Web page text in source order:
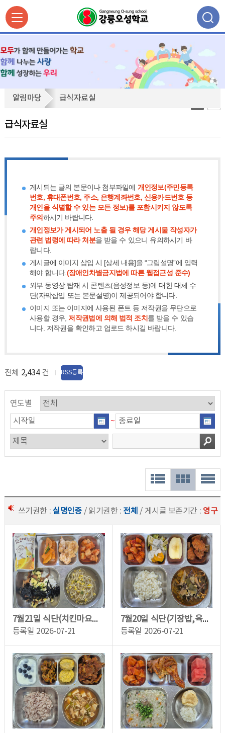
자
료
알림마당 급식자료실
급식자료실
게시되는 글의 본문이나 첨부파일에 개인정보(주민등록
번호, 휴대폰번호, 주소, 은행계좌번호, 신용카드번호 등
개인을 식별할 수 있는 모든 정보)를 포함시키지 않도록
주의하시기 바랍니다.
개인정보가 게시되어 노출 될 경우 해당 게시물 작성자가
관련 법령에 따라 처분을 받을 수 있으니 유의하시기 바
랍니다.
게시글에 이미지 삽입 시 [상세 내용]을 “그림설명”에 입력
해야 합니다.(장애인차별금지법에 따른 웹접근성 준수)
외부 동영상 탑재 시 콘텐츠(음성정보 등)에 대한 대체 수
단(자막삽입 또는 본문설명)이 제공되어야 합니다.
이미지 또는 이미지에 사용된 폰트 등 저작권을 무단으로
사용할 경우, 저작권법에 의해 법적 조치 를 받을 수 있습
니다. 저작권을 확인하고 업로드 하시길 바랍니다.
전체 2,434 건 RSS등록
연도별
~
쓰기권한 :실명인증/ 읽기권한 : 전체 / 게시글 보존기간 : 영구
7월21일 식단(치킨마요덮밥,콩나물맑은국,오곡깐쇼새우,깍두기,망고앤바나나샤베트)
등록일 2026-07-21
7월20일 식단(기장밥,육개장,이면수순살조림,단호박연근브로콜리/참깨흑임자소스,깍두...
등록일 2026-07-21